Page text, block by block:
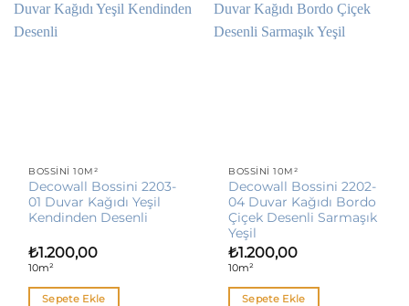
BOSSINI 10M²
Decowall Bossini 2203-
01 Duvar Kağıdı Yeşil
Kendinden Desenli
₺1.200,00
10m²
Sepete Ekle
BOSSINI 10M²
Decowall Bossini 2202-
04 Duvar Kağıdı Bordo
Çiçek Desenli Sarmaşık
Yeşil
₺1.200,00
10m²
Sepete Ekle